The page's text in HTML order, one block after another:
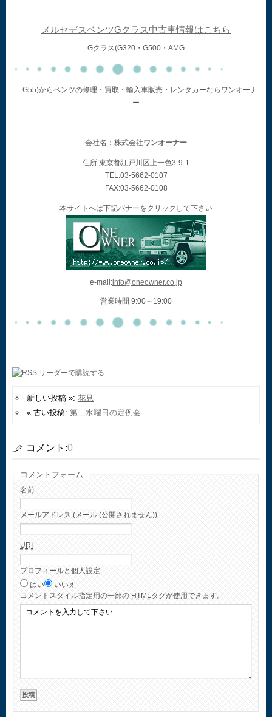
メルセデスベンツGクラス中古車情報はこちら
Gクラス(G320・G500・AMG
G55)からベンツの修理・買取・輸入車販売・レンタカーならワンオーナ
ー
会社名：株式会社ワンオーナー
住所:東京都江戸川区上一色3-9-1
TEL:03-5662-0107
FAX:03-5662-0108
本サイトへは下記バナーをクリックして下さい
e-mail:info@oneowner.co.jp
営業時間 9:00～19:00
新しい投稿 »: 花見
« 古い投稿: 第二水曜日の定例会
コメント:0
コメントフォーム
名前
メールアドレス (メール (公開されません))
URI
プロフィールと個人設定
はい
いいえ
コメント スタイル指定用の一部の HTMLタグが使用できます。